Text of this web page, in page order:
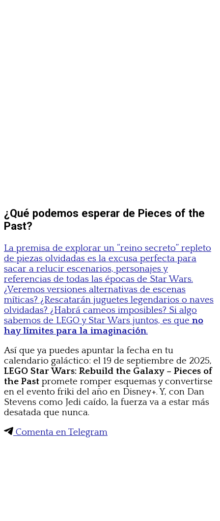
¿Qué podemos esperar de Pieces of the
Past?
La premisa de explorar un “reino secreto” repleto
de piezas olvidadas es la excusa perfecta para
sacar a relucir escenarios, personajes y
referencias de todas las épocas de Star Wars.
¿Veremos versiones alternativas de escenas
míticas? ¿Rescatarán juguetes legendarios o naves
olvidadas? ¿Habrá cameos imposibles? Si algo
sabemos de LEGO y Star Wars juntos, es que no
hay límites para la imaginación.
Así que ya puedes apuntar la fecha en tu
calendario galáctico: el 19 de septiembre de 2025,
LEGO Star Wars: Rebuild the Galaxy – Pieces of
the Past promete romper esquemas y convertirse
en el evento friki del año en Disney+. Y, con Dan
Stevens como Jedi caído, la fuerza va a estar más
desatada que nunca.
Comenta en Telegram